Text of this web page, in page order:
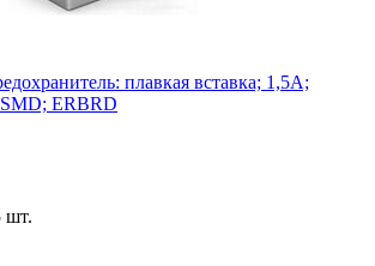
плавкая вставка; 1,5А;
ERBRD
шт.